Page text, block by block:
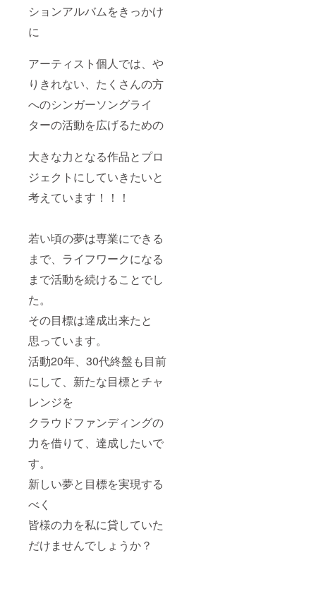
ションアルバムをきっかけ
に
アーティスト個人では、や
りきれない、たくさんの方
へのシンガーソングライ
ターの活動を広げるための
大きな力となる作品とプロ
ジェクトにしていきたいと
考えています！！！
若い頃の夢は専業にできる
まで、ライフワークになる
まで活動を続けることでし
た。
その目標は達成出来たと
思っています。
活動20年、30代終盤も目前
にして、新たな目標とチャ
レンジを
クラウドファンディングの
力を借りて、達成したいで
す。
新しい夢と目標を実現する
べく
皆様の力を私に貸していた
だけませんでしょうか？